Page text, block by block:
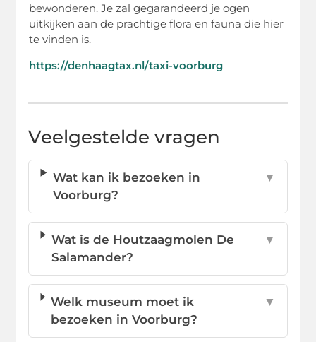
bewonderen. Je zal gegarandeerd je ogen
uitkijken aan de prachtige flora en fauna die hier
te vinden is.
https://denhaagtax.nl/taxi-voorburg
Veelgestelde vragen
Wat kan ik bezoeken in
Voorburg?
▼
Wat is de Houtzaagmolen De
Salamander?
▼
Welk museum moet ik
bezoeken in Voorburg?
▼